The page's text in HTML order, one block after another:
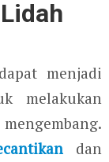
menjadi
melakukan
dan